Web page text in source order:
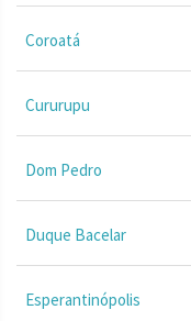
Coroatá
Cururupu
Dom Pedro
Duque Bacelar
Esperantinópolis